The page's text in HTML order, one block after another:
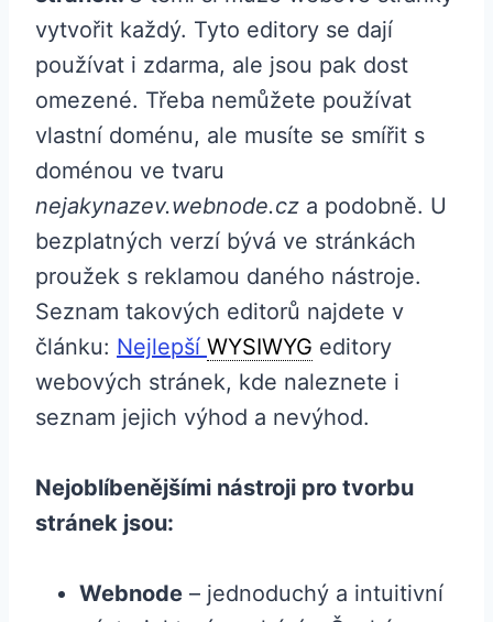
vytvořit každý. Tyto editory se dají
používat i zdarma, ale jsou pak dost
omezené. Třeba nemůžete používat
vlastní doménu, ale musíte se smířit s
doménou ve tvaru
nejakynazev.webnode.cz a podobně. U
bezplatných verzí bývá ve stránkách
proužek s reklamou daného nástroje.
Seznam takových editorů najdete v
článku: Nejlepší WYSIWYG editory
webových stránek, kde naleznete i
seznam jejich výhod a nevýhod.
Nejoblíbenějšími nástroji pro tvorbu
stránek jsou:
Webnode – jednoduchý a intuitivní